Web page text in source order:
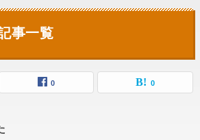
事一覧
0 0